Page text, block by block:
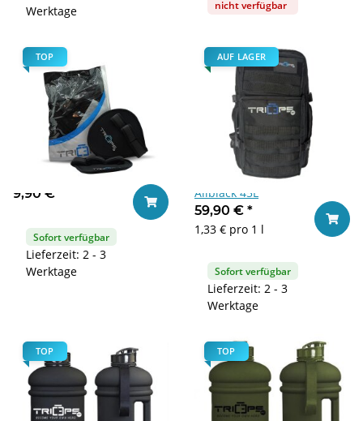
Werktage
nicht verfügbar
TOP
Triceps.at Grippad Black
9,90 €
Sofort verfügbar
Lieferzeit: 2 - 3
Werktage
In den Warenkorb
AUF LAGER
Triceps.at Tactical Bag
Allblack 45L
59,90 € *
1,33 € pro 1 l
Sofort verfügbar
Lieferzeit: 2 - 3
Werktage
In
TOP TOP